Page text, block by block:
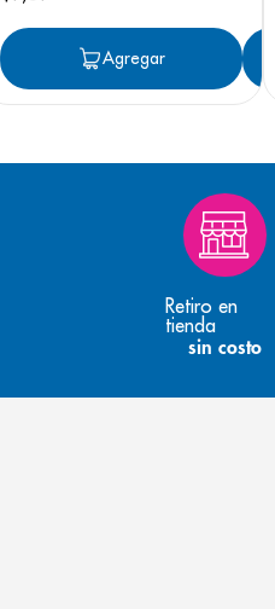
AgregarAgregar
Retiro en
tienda
sin costo